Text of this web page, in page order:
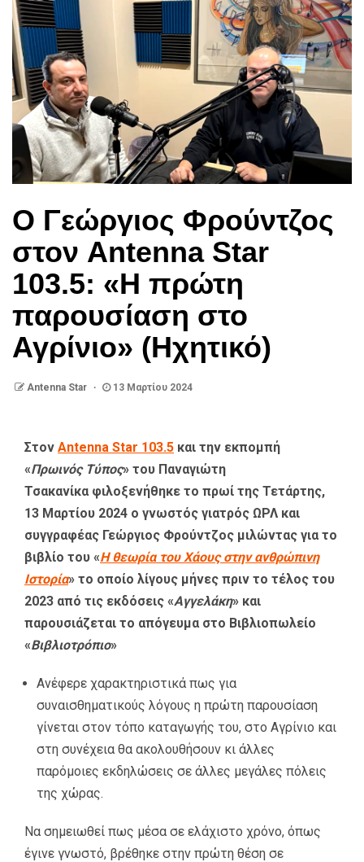
Ο Γεώργιος Φρούντζος
στον Antenna Star
103.5: «Η πρώτη
παρουσίαση στο
Αγρίνιο» (Ηχητικό)
Antenna Star 13 Μαρτίου 2024
Στον Antenna Star 103.5 και την εκπομπή
«Πρωινός Τύπος» του Παναγιώτη
Τσακανίκα φιλοξενήθηκε το πρωί της Τετάρτης,
13 Μαρτίου 2024 ο γνωστός γιατρός ΩΡΛ και
συγγραφέας Γεώργιος Φρούντζος μιλώντας για το
βιβλίο του «Η θεωρία του Χάους στην ανθρώπινη
Ιστορία» το οποίο λίγους μήνες πριν το τέλος του
2023 από τις εκδόσεις «Αγγελάκη» και
παρουσιάζεται το απόγευμα στο Βιβλιοπωλείο
«Βιβλιοτρόπιο»
Ανέφερε χαρακτηριστικά πως για
συναισθηματικούς λόγους η πρώτη παρουσίαση
γίνεται στον τόπο καταγωγής του, στο Αγρίνιο και
στη συνέχεια θα ακολουθήσουν κι άλλες
παρόμοιες εκδηλώσεις σε άλλες μεγάλες πόλεις
της χώρας.
Να σημειωθεί πως μέσα σε ελάχιστο χρόνο, όπως
έγινε γνωστό, βρέθηκε στην πρώτη θέση σε